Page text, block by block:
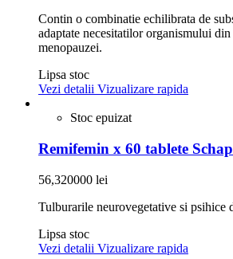
Contin o combinatie echilibrata de
adaptate necesitatilor organismului
menopauzei.
Lipsa stoc
Vezi detalii Vizualizare rapida
Stoc epuizat
Remifemin x 60 tablete
56,320000 lei
Tulburarile neurovegetative si psihice
Lipsa stoc
Vezi detalii Vizualizare rapida